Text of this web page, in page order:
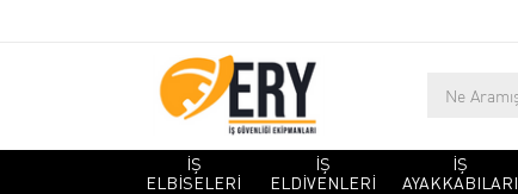
İŞ
ELBİSELERİ
İŞ
ELDİVENLERİ
İŞ
AYAKKABILARI